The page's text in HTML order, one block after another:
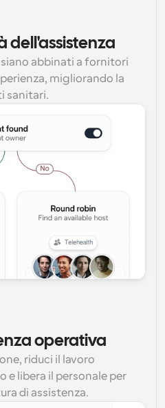
dell'assistenza
abbinati a fornitori
migliorando la
sanitari.
operativa
riduci il lavoro
libera il personale per
di assistenza.